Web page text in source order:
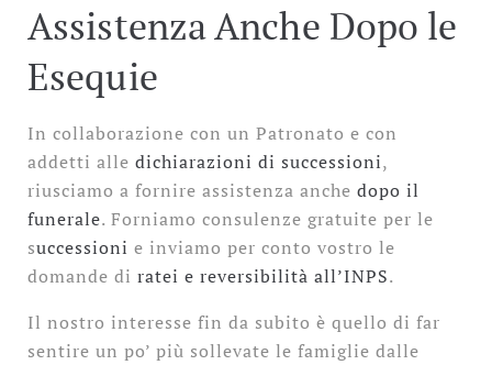
Assistenza Anche Dopo le
Esequie
In collaborazione con un Patronato e con
addetti alle dichiarazioni di successioni,
riusciamo a fornire assistenza anche dopo il
funerale. Forniamo consulenze gratuite per le
successioni e inviamo per conto vostro le
domande di ratei e reversibilità all’INPS.
Il nostro interesse fin da subito è quello di far
sentire un po’ più sollevate le famiglie dalle